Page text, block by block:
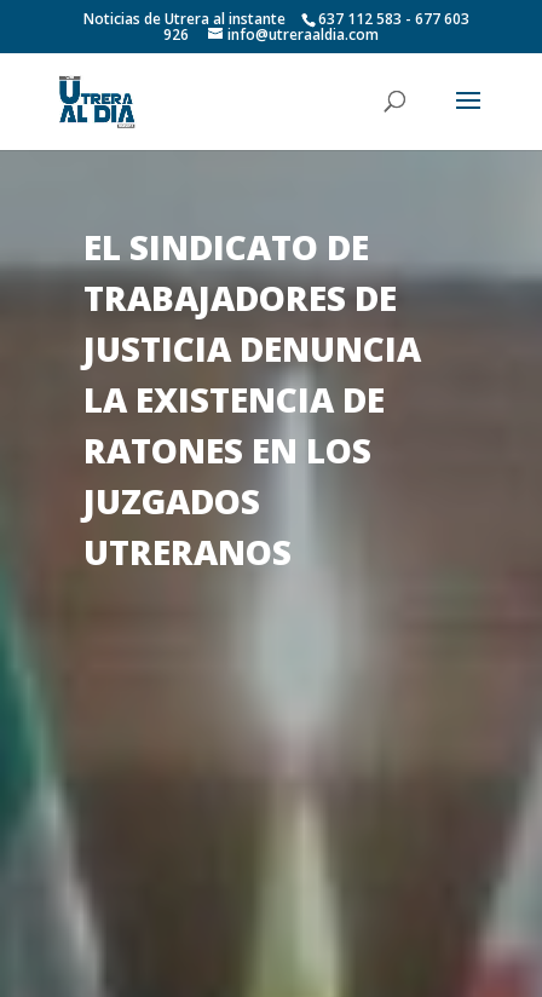
Noticias de Utrera al instante 637 112 583 - 677 603
926 info@utreraaldia.com
EL SINDICATO DE
TRABAJADORES DE
JUSTICIA DENUNCIA
LA EXISTENCIA DE
RATONES EN LOS
JUZGADOS
UTRERANOS